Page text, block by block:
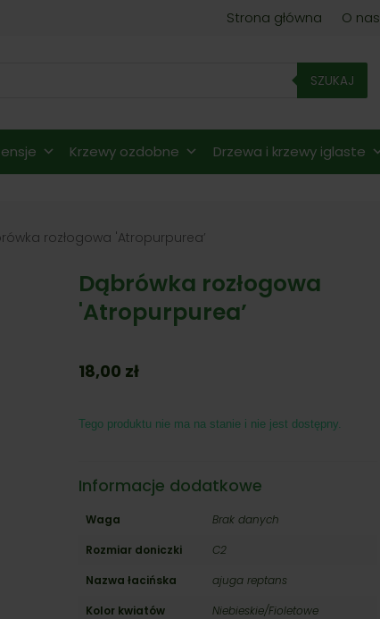
Strona główna O nas
SZUKAJ
Krzewy ozdobne Drzewa i krzewy iglaste
rozłogowa 'Atropurpurea’
Dąbrówka rozłogowa
'Atropurpurea’
18,00 zł
Tego produktu nie ma na stanie i nie jest dostępny.
Informacje dodatkowe
Waga
Brak danych
Rozmiar doniczki
C2
Nazwa łacińska
ajuga reptans
Kolor kwiatów
Niebieskie/Fioletowe